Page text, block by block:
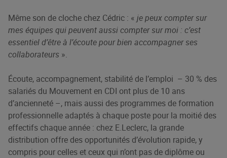
Même son de cloche chez Cédric : « je peux compter sur
mes équipes qui peuvent aussi compter sur moi : c’est
essentiel d’être à l’écoute pour bien accompagner ses
collaborateurs ».
Écoute, accompagnement, stabilité de l’emploi – 30 % des
salariés du Mouvement en CDI ont plus de 10 ans
d’ancienneté –, mais aussi des programmes de formation
professionnelle adaptés à chaque poste pour la moitié des
effectifs chaque année : chez E.Leclerc, la grande
distribution offre des opportunités d’évolution rapide, y
compris pour celles et ceux qui n’ont pas de diplôme ou